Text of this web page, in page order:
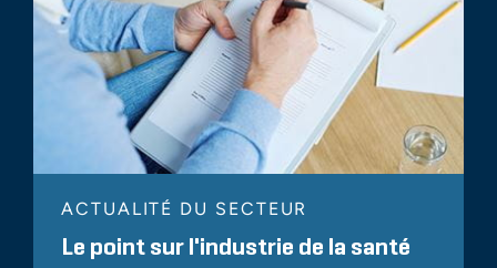
ACTUALITÉ DU SECTEUR
Le point sur l'industrie de la santé